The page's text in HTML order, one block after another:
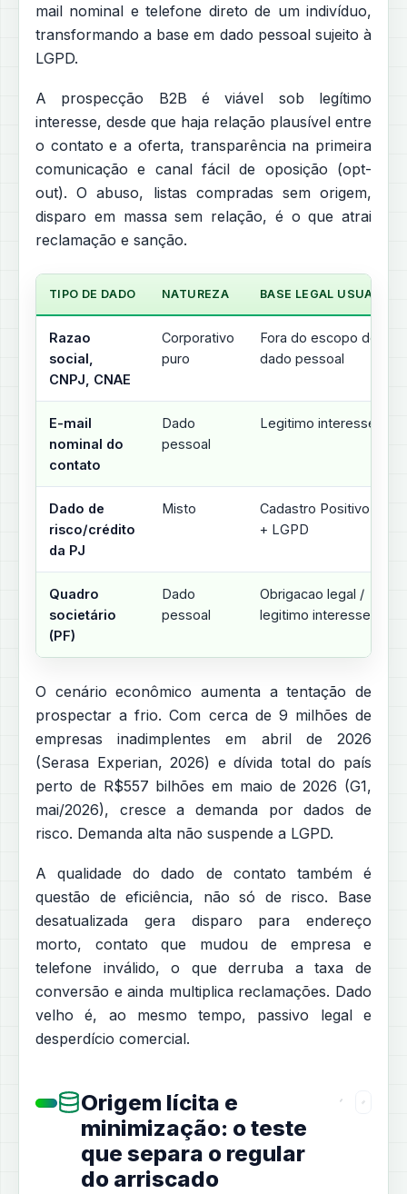
mail nominal e telefone direto de um indivíduo,
transformando a base em dado pessoal sujeito à
LGPD.
A prospecção B2B é viável sob legítimo
interesse, desde que haja relação plausível entre
o contato e a oferta, transparência na primeira
comunicação e canal fácil de oposição (opt-
out). O abuso, listas compradas sem origem,
disparo em massa sem relação, é o que atrai
reclamação e sanção.
TIPO DE DADO NATUREZA BASE LEGAL USUAL
Razao
social,
CNPJ, CNAE
Corporativo
puro
Fora do escopo de
dado pessoal
E-mail
nominal do
contato
Dado
pessoal
Legitimo interesse
Dado de
risco/crédito
da PJ
Misto
Cadastro Positivo
+ LGPD
Quadro
societário
(PF)
Dado
pessoal
Obrigacao legal /
legitimo interesse
O cenário econômico aumenta a tentação de
prospectar a frio. Com cerca de 9 milhões de
empresas inadimplentes em abril de 2026
(Serasa Experian, 2026) e dívida total do país
perto de R$557 bilhões em maio de 2026 (G1,
mai/2026), cresce a demanda por dados de
risco. Demanda alta não suspende a LGPD.
A qualidade do dado de contato também é
questão de eficiência, não só de risco. Base
desatualizada gera disparo para endereço
morto, contato que mudou de empresa e
telefone inválido, o que derruba a taxa de
conversão e ainda multiplica reclamações. Dado
velho é, ao mesmo tempo, passivo legal e
desperdício comercial.
Origem lícita e
minimização: o teste
que separa o regular
do arriscado